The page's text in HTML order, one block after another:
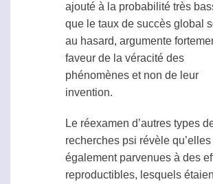
ajouté à la probabilité très
que le taux de succès global
au hasard, argumente
faveur de la véracité des
phénomènes et non de leur
invention.
Le réexamen d’autres types
recherches psi révèle
également parvenues à des
reproductibles, lesquels